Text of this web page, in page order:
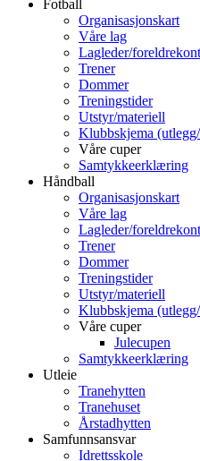
Fotball
Organisasjonskart
Våre lag
Lagleder/
Trener
Dommer
Treningstider
Utstyr/materiell
Klubbskjema
Våre cuper
Samtykkeerklæring
Håndball
Organisasjonskart
Våre lag
Lagleder/
Trener
Dommer
Treningstider
Utstyr/materiell
Klubbskjema
Våre cuper
Julecupen
Samtykkeerklæring
Utleie
Tranehytten
Tranehuset
Årstadhytten
Samfunnsansvar
Idrettsskole